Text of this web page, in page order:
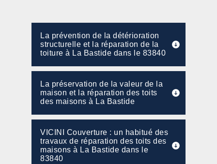
La prévention de la détérioration
structurelle et la réparation de la
toiture à La Bastide dans le 83840
La préservation de la valeur de la
maison et la réparation des toits
des maisons à La Bastide
VICINI Couverture : un habitué des
travaux de réparation des toits des
maisons à La Bastide dans le
83840